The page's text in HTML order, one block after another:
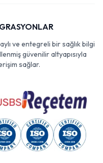
ve entegreli bir sağlık bilgi
güvenilir altyapısıyla
sağlar.